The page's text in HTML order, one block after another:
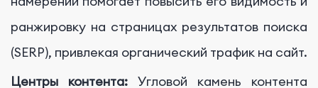
ранжировку на страницах результатов поиска
(SERP), привлекая органический трафик на сайт.
Центры контента: Угловой камень контента